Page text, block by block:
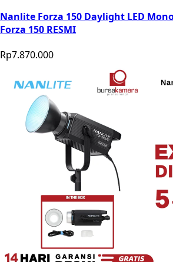
Nanlite Forza 150 Daylight LED
Forza 150 RESMI
Rp7.870.000